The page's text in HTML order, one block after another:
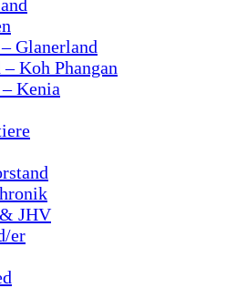
Glanerland
Koh Phangan
Kenia
JHV
er